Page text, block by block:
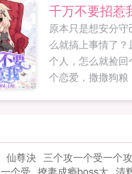
正义铁拳的P社玩
操作么？如果您
忘记分享给朋友...
千万不要招惹
原本只是想安分
么就搞上事情了
个人，怎么就捡
个恋爱，撒撒狗
要招惹我，别忘
仙尊決 三个攻一个受一个攻
一个受 撩妻成瘾boss太 清